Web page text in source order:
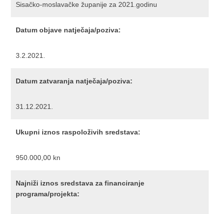
Sisačko-moslavačke županije za 2021.godinu
Datum objave natječaja/poziva:
3.2.2021.
Datum zatvaranja natječaja/poziva:
31.12.2021.
Ukupni iznos raspoloživih sredstava:
950.000,00 kn
Najniži iznos sredstava za financiranje
programa/projekta: